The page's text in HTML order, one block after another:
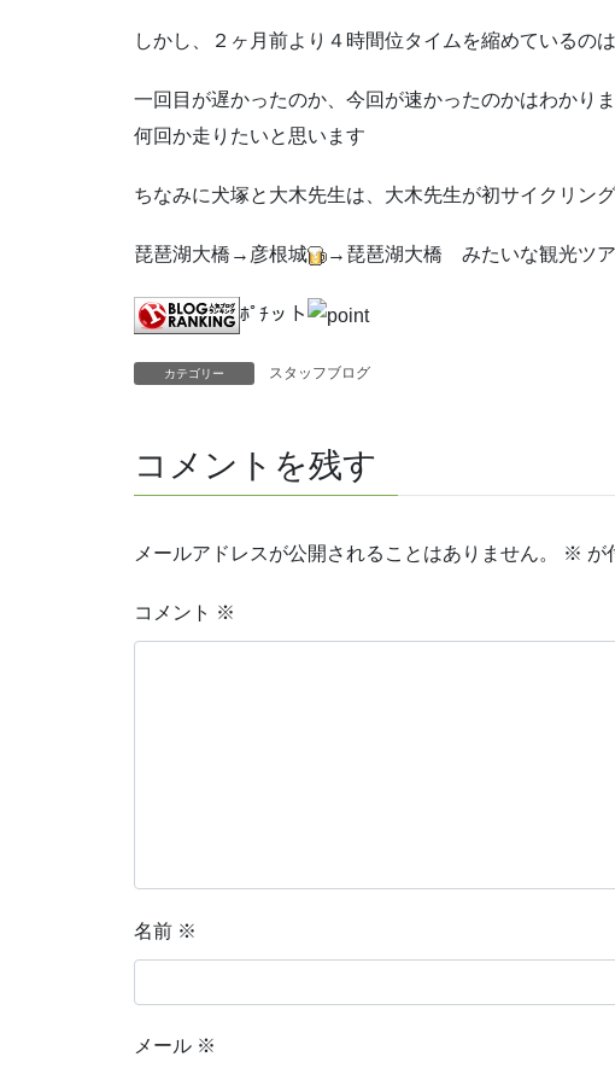
しかし、２ヶ月前より４時間位タイムを縮めているの
一回目が遅かったのか、今回が速かったのかはわかり
何回か走りたいと思います
ちなみに犬塚と大木先生は、大木先生が初サイクリン
琵琶湖大橋→彦根城 →琵琶湖大橋 みたいな観光ツ
ﾎﾟﾁット
カテゴリー スタッフブログ
コメントを残す
メールアドレスが公開されることはありません。 ※ が
コメント ※
名前 ※
メール ※